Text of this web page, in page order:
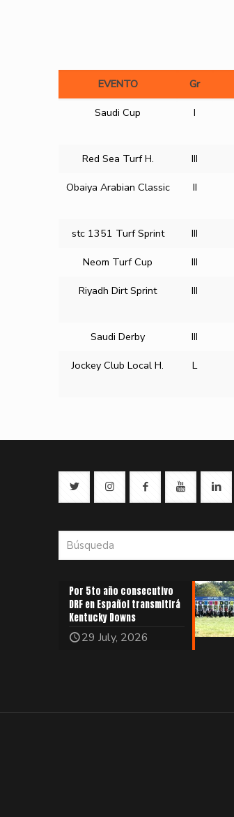
EVENTO Gr
EVENTO
Gr
Saudi Cup I
Red Sea Turf H. III
Obaiya Arabian Classic II
stc 1351 Turf Sprint III
Neom Turf Cup III
Riyadh Dirt Sprint III
Saudi Derby III
Jockey Club Local H. L
Por 5to año consecutivo
DRF en Español transmitirá
Kentucky Downs
29 July, 2026